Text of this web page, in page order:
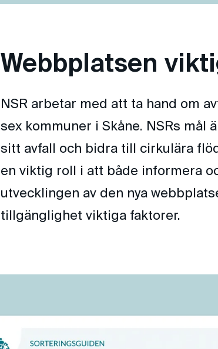
Webbplatsen
NSR arbetar med att ta hand om
sex kommuner i Skåne. NSRs mål
sitt avfall och bidra till cirkulära
en viktig roll i att både informera
utvecklingen av den nya
tillgänglighet viktiga faktorer.